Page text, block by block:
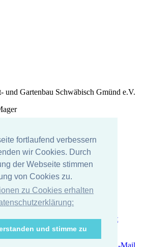
fortlaufend verbessern
wir Cookies. Durch
der Webseite stimmen
von Cookies zu.
zu Cookies erhalten
und stimme zu
und Gartenbau Schwäbisch Gmünd e.V.
online.de
E-Mail